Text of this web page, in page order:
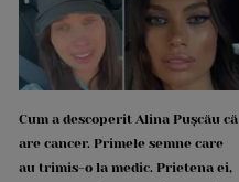
Cum a descoperit Alina Pușcău că
are cancer. Primele semne care
au trimis-o la medic. Prietena ei,